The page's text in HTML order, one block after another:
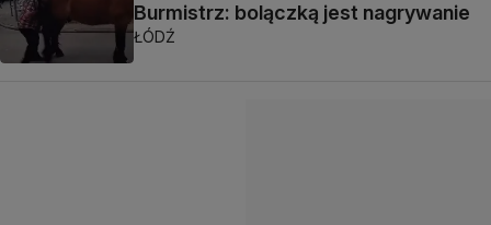
Burmistrz: bolączką jest nagrywanie
ŁÓDŹ